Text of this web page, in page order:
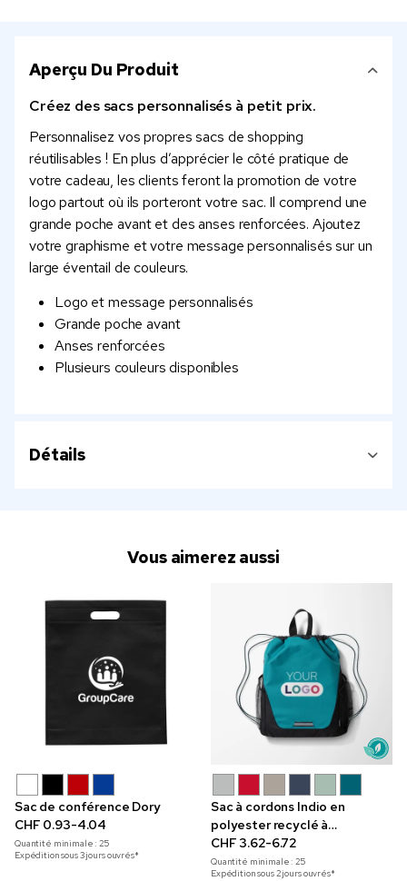
Aperçu Du Produit
Créez des sacs personnalisés à petit prix.
Personnalisez vos propres sacs de shopping
réutilisables ! En plus d’apprécier le côté pratique de
votre cadeau, les clients feront la promotion de votre
logo partout où ils porteront votre sac. Il comprend une
grande poche avant et des anses renforcées. Ajoutez
votre graphisme et votre message personnalisés sur un
large éventail de couleurs.
Logo et message personnalisés
Grande poche avant
Anses renforcées
Plusieurs couleurs disponibles
Détails
Vous aimerez aussi
Sac de conférence Dory
CHF 0.93-4.04
Quantité minimale :25
Expédition sous 3 jours ouvrés*
Sac à cordons Indio en
polyester recyclé à
impression en couleur
CHF 3.62-6.72
Quantité minimale :25
Expédition sous 2 jours ouvrés*